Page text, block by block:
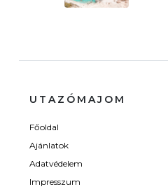
UTAZÓMAJOM
Főoldal
Ajánlatok
Adatvédelem
Impresszum